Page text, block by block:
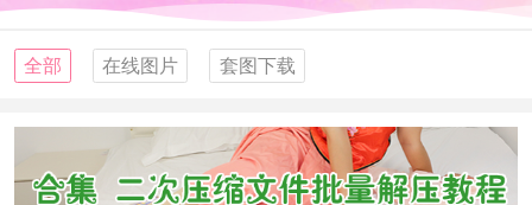
全部 在线图片 套图下载